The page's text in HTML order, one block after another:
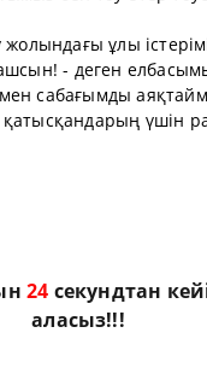
жолындағы ұлы
- деген
сабағымды
үшін
24 секундтан
аласыз!!!